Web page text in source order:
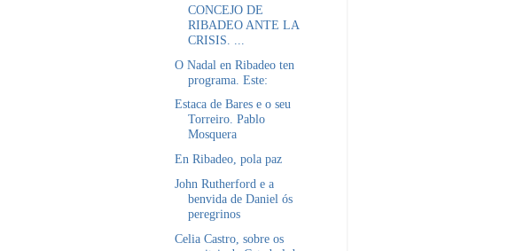
CONCEJO DE
RIBADEO ANTE LA
CRISIS. ...
O Nadal en Ribadeo ten
programa. Este:
Estaca de Bares e o seu
Torreiro. Pablo
Mosquera
En Ribadeo, pola paz
John Rutherford e a
benvida de Daniel ós
peregrinos
Celia Castro, sobre os